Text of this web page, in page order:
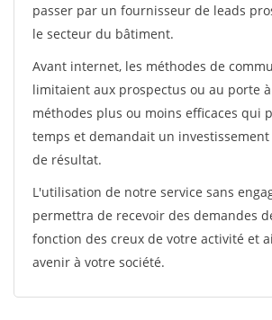
passer par un fournisseur de leads
le secteur du bâtiment.
Avant internet, les méthodes de
limitaient aux prospectus ou au porte
méthodes plus ou moins efficaces qui
temps et demandait un
de résultat.
L'utilisation de notre service sans
permettra de recevoir des demandes
fonction des creux de votre activité et
avenir à votre société.